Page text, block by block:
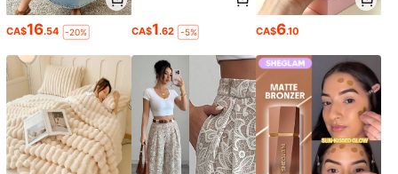
CA$16.54 -20% CA$1.62 -5% CA$6.10